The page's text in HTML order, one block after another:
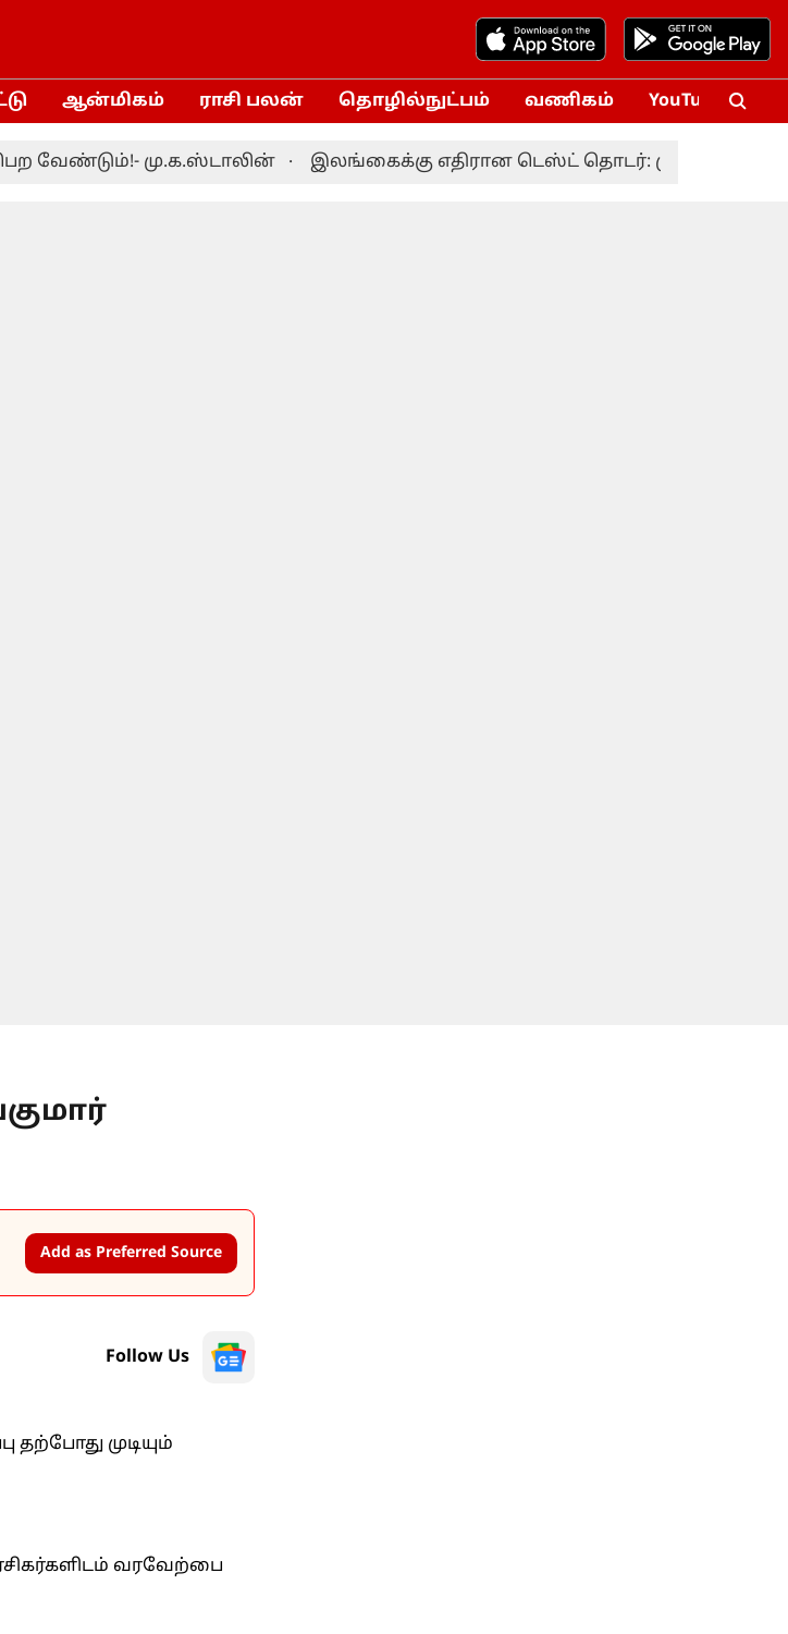
ஆன்மிகம் ராசி பலன் தொழில்நுட்பம் வணிகம் YouTube
மு.க.ஸ்டாலின் இலங்கைக்கு எதிரான டெஸ்ட் தொடர்: முன்னணி வீரர்
Add as Preferred Source
Follow Us
முடியும்
வரவேற்பை